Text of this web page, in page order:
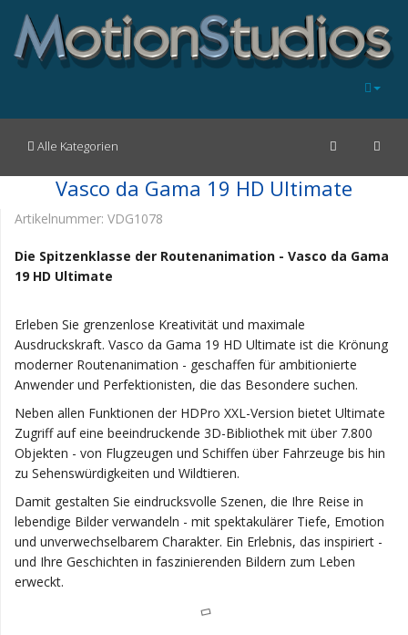
Alle Kategorien
Vasco da Gama 19 HD Ultimate
Artikelnummer: VDG1078
Die Spitzenklasse der Routenanimation - Vasco da Gama
19 HD Ultimate
Erleben Sie grenzenlose Kreativität und maximale
Ausdruckskraft. Vasco da Gama 19 HD Ultimate ist die Krönung
moderner Routenanimation - geschaffen für ambitionierte
Anwender und Perfektionisten, die das Besondere suchen.
Neben allen Funktionen der HDPro XXL-Version bietet Ultimate
Zugriff auf eine beeindruckende 3D-Bibliothek mit über 7.800
Objekten - von Flugzeugen und Schiffen über Fahrzeuge bis hin
zu Sehenswürdigkeiten und Wildtieren.
Damit gestalten Sie eindrucksvolle Szenen, die Ihre Reise in
lebendige Bilder verwandeln - mit spektakulärer Tiefe, Emotion
und unverwechselbarem Charakter. Ein Erlebnis, das inspiriert -
und Ihre Geschichten in faszinierenden Bildern zum Leben
erweckt.